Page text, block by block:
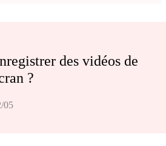
des vidéos de
?
05